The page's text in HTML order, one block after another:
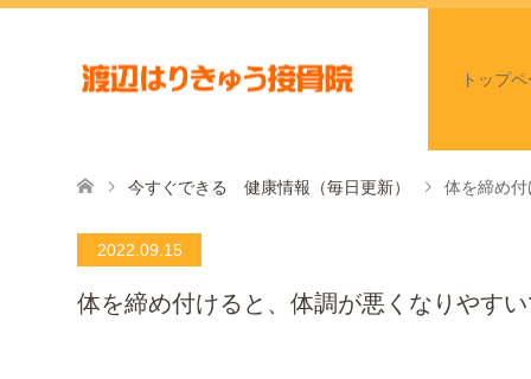
トップ
今すぐできる 健康情報（毎日更新） 体を締め
2022.09.15
体を締め付けると、体調が悪くなりやす